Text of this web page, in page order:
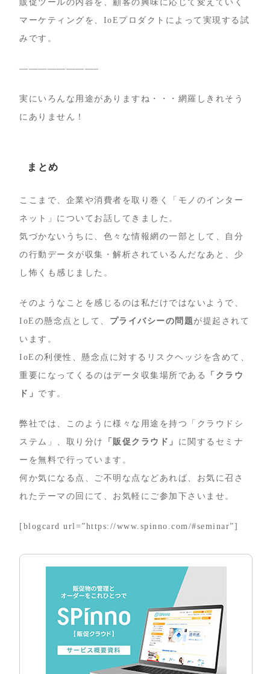
販促ツールの内容を、顧客の興味に応じて変えていく
マーケティングを、IoEプロダクトによって実現する試
みです。
————————–
実にいろんな用途がありますね・・・網羅しきれそう
にありません！
まとめ
ここまで、企業や消費者を取り巻く「モノのインター
ネット」についてお話してきました。
気づかないうちに、色々な情報網の一部として、自分
の行動データが収集・解析されているんだなあと、少
し怖くも感じました。
そのようなことを感じるのは私だけではないようで、
IoEの懸念点として、 プライバシーの問題 が提起されて
います。
IoEの利便性、懸念点に対するリスクヘッジを含めて、
重要になってくるのはデータ収集場所である
「クラウ
ド」 です。
弊社では、このように様々な用途を持つ「クラウドシ
ステム」、取り分け
「販促クラウド」 に関するセミナ
ーを無料で行っています。
何か気になる点、ご不明な点などあれば、お気に召さ
れたテーマの回にて、お気軽にご参加下さいませ。
[blogcard url=”https://www.spinno.com/#seminar”]